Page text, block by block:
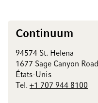
Continuum
94574 St. Helena
1677 Sage Canyon Road
États-Unis
Tel. +1 707 944 8100